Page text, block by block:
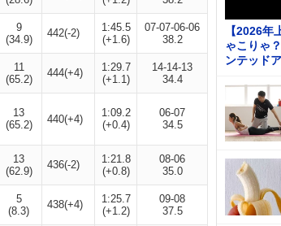
9
(34.9)
442(-2)
1:45.5
(+1.6)
07-07-06-06
38.2
11
(65.2)
444(+4)
1:29.7
(+1.1)
14-14-13
34.4
13
(65.2)
440(+4)
1:09.2
(+0.4)
06-07
34.5
13
(62.9)
436(-2)
1:21.8
(+0.8)
08-06
35.0
5
(8.3)
438(+4)
1:25.7
(+1.2)
09-08
37.5
【2026年
ゃこりゃ
ンテッド